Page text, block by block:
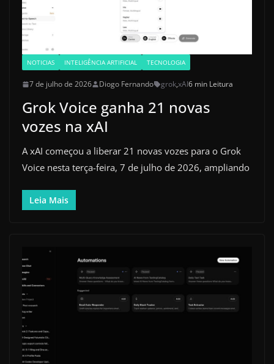
NOTICIAS INTELIGÊNCIA ARTIFICIAL TECNOLOGIA
7 de julho de 2026 Diogo Fernando grok,xAI6 min Leitura
Grok Voice ganha 21 novas
vozes na xAI
A xAI começou a liberar 21 novas vozes para o Grok
Voice nesta terça-feira, 7 de julho de 2026, ampliando
Leia Mais